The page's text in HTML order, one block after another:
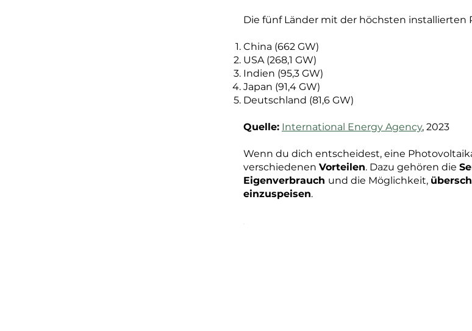
Die fünf Länder mit der höchsten installierten
China (662 GW)
USA (268,1 GW)
Indien (95,3 GW)
Japan (91,4 GW)
Deutschland (81,6 GW)
Quelle: International Energy Agency, 2023
Wenn du dich entscheidest, eine
verschiedenen Vorteilen. Dazu gehören die
Eigenverbrauch und die Möglichkeit,
einzuspeisen.